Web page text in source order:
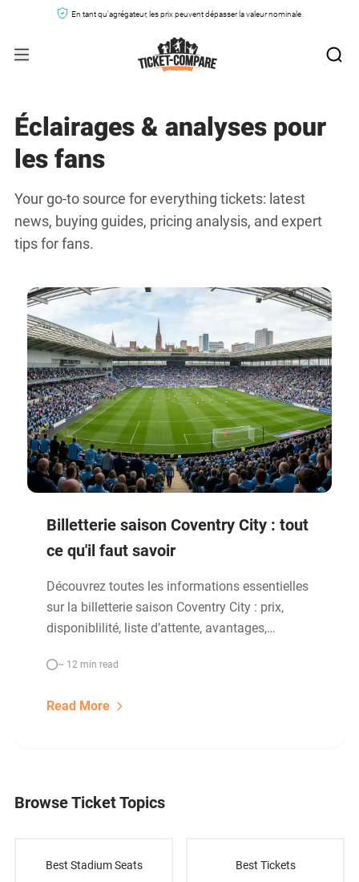
En tant qu'agrégateur, les prix peuvent dépasser la valeur nominale.
Éclairages & analyses pour
les fans
Your go-to source for everything tickets: latest
news, buying guides, pricing analysis, and expert
tips for fans.
Billetterie saison Coventry City : tout
ce qu'il faut savoir
Découvrez toutes les informations essentielles
sur la billetterie saison Coventry City : prix,
disponiblilité, liste d’attente, avantages,
une place à la CBS Arena.
~ 12 min read
Read More
Browse Ticket Topics
Best Stadium Seats Best Tickets